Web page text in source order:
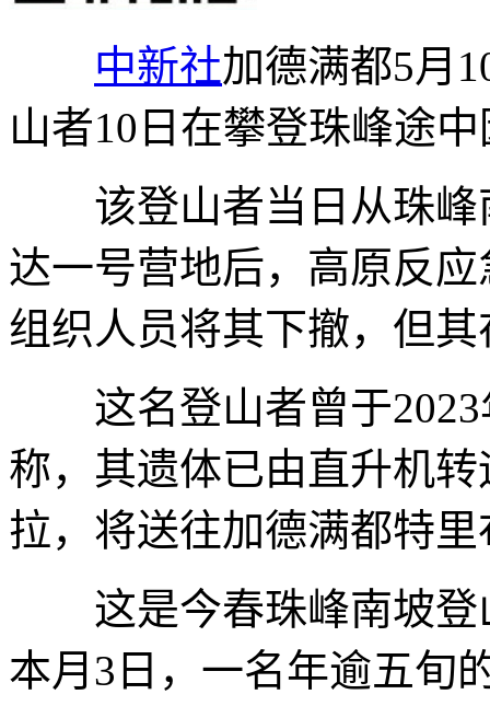
中新社加德满都5月
山者10日在攀登珠峰途
该登山者当日从珠峰
达一号营地后，高原反
组织人员将其下撤，但
这名登山者曾于2023
称，其遗体已由直升机
拉，将送往加德满都特
这是今春珠峰南坡登
本月3日，一名年逾五旬